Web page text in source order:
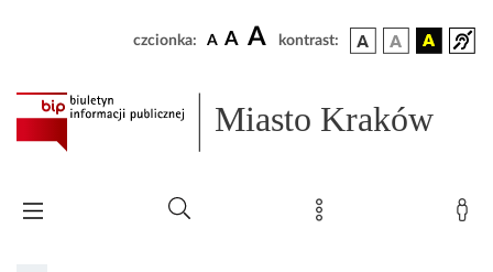
czcionka: A A A kontrast:
Miasto Kraków